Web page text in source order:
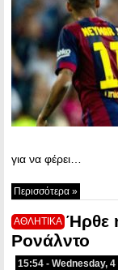
για να φέρει…
Περισσότερα »
ΑΘΛΗΤΙΚΑ Ήρθε
Ρονάλντο
15:54 - Wednesday, 4